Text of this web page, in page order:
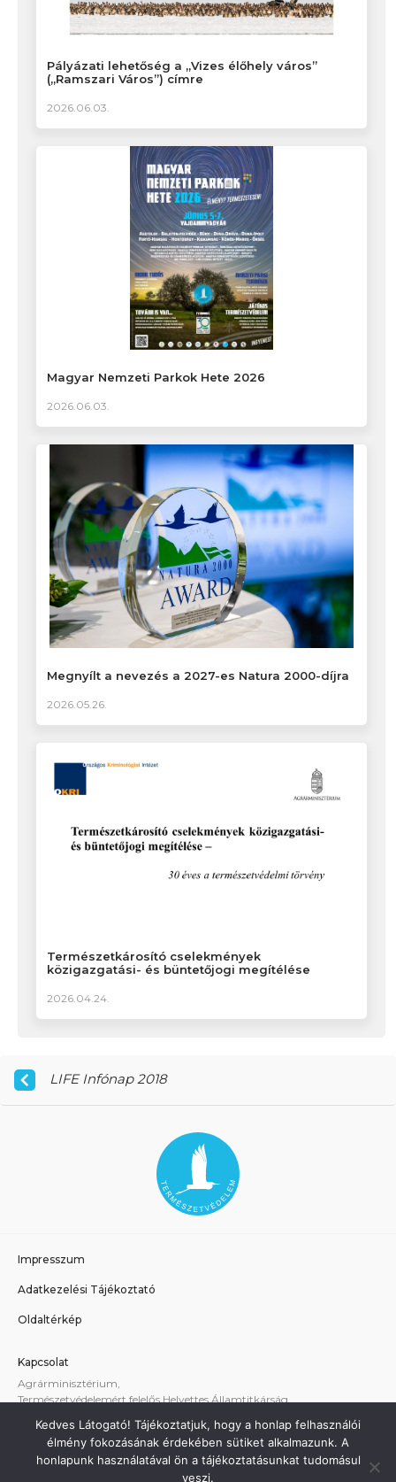
Pályázati lehetőség a „Vizes élőhely város”
(„Ramszari Város”) címre
2026.06.03.
Magyar Nemzeti Parkok Hete 2026
2026.06.03.
Megnyílt a nevezés a 2027-es Natura 2000-díjra
2026.05.26.
Természetkárosító cselekmények
közigazgatási- és büntetőjogi megítélése
2026.04.24.
LIFE Infónap 2018
Impresszum
Adatkezelési Tájékoztató
Oldaltérkép
Kapcsolat
Agrárminisztérium,
Természetvédelemért felelős Helyettes Államtitkárság
A weboldallal kapcsolatos technikai támogatás:
termeszetvedelem@am.gov.hu
Kedves Látogató! Tájékoztatjuk, hogy a honlap felhasználói
élmény fokozásának érdekében sütiket alkalmazunk. A
honlapunk használatával ön a tájékoztatásunkat tudomásul
veszi.